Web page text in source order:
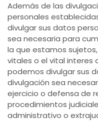
Además de las
personales
divulgar sus datos
sea necesaria para
la que estamos
vitales o el vital interes
podemos divulgar sus
divulgación sea
ejercicio o defensa de
procedimientos
administrativo o